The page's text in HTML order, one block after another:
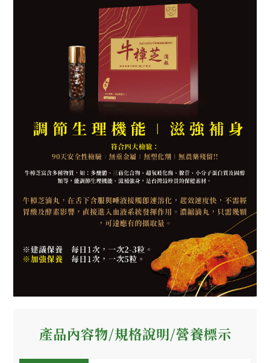
產品內容物/規格說明/營養標示